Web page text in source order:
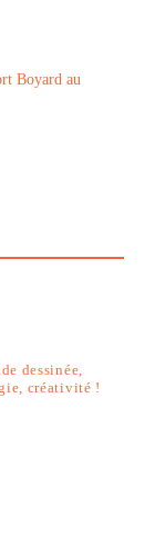
Boyard au
dessinée,
créativité !